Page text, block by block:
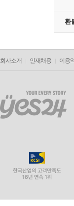
환
회사소개 인재채용 이용